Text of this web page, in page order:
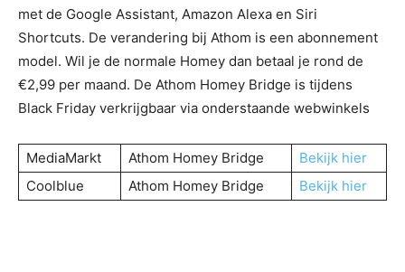
met de Google Assistant, Amazon Alexa en Siri
Shortcuts. De verandering bij Athom is een abonnement
model. Wil je de normale Homey dan betaal je rond de
€2,99 per maand. De Athom Homey Bridge is tijdens
Black Friday verkrijgbaar via onderstaande webwinkels
MediaMarkt Athom Homey Bridge
Bekijk hier
Coolblue
Athom Homey Bridge Bekijk hier